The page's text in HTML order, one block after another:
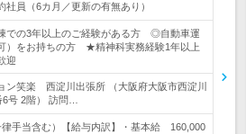
員（6カ月／更新の有無あり）
での3年以上のご経験がある方 ◎自動車運
）をお持ちの方 ★精神科実務経験1年以上
迎
ン笑楽 西淀川出張所 （大阪府大阪市西淀川
号 2階） 訪問…
律手当含む）【給与内訳】・基本給 160,000